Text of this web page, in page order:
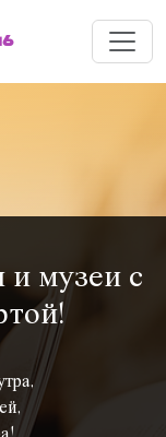
Меню
и музеи с